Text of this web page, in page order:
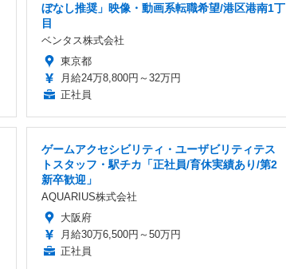
ぼなし推奨」映像・動画系転職希望/港区港南1丁
目
ベンタス株式会社
東京都
月給24万8,800円～32万円
正社員
ゲームアクセシビリティ・ユーザビリティテス
トスタッフ・駅チカ「正社員/育休実績あり/第2
新卒歓迎」
AQUARIUS株式会社
大阪府
月給30万6,500円～50万円
正社員